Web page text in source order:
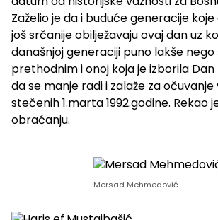
Zaželio je da i buduće generacije
još srčanije obilježavaju ovaj dan uz
današnjoj generaciji puno lakše
prethodnim i onoj koja je izborila Dan
da se manje radi i zalaže za
stečenih 1.marta 1992.godine. Rekao
obraćanju.
Mersad Mehmedović